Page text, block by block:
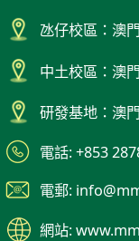
氹仔校區：澳
中土校區：澳
研發基地：澳
電話: +853
電郵:
網站: